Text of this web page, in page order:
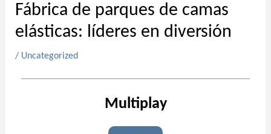
Fábrica de parques de camas
elásticas: líderes en diversión
/ Uncategorized
Multiplay